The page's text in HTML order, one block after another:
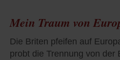
Mein Traum von
Die Briten pfeifen auf
probt die Trennung von der